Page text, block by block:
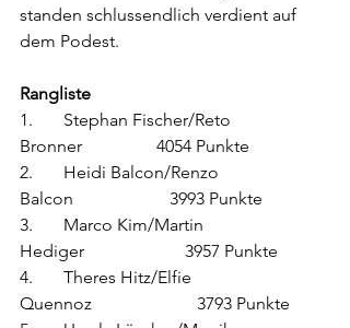
standen schlussendlich verdient auf
dem Podest.
Rangliste
1.       Stephan Fischer/Reto
Bronner                 4054 Punkte
2.       Heidi Balcon/Renzo
Balcon                      3993 Punkte
3.       Marco Kim/Martin
Hediger                       3957 Punkte
4.       Theres Hitz/Elfie
Quennoz                        3793 Punkte